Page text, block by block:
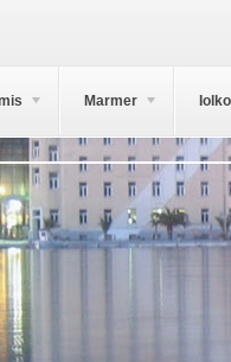
Marmer